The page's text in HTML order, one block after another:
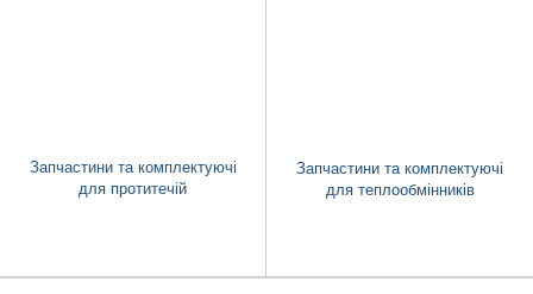
Запчастини та комплектуючі
для протитечій
Запчастини та комплектуючі
для теплообмінників